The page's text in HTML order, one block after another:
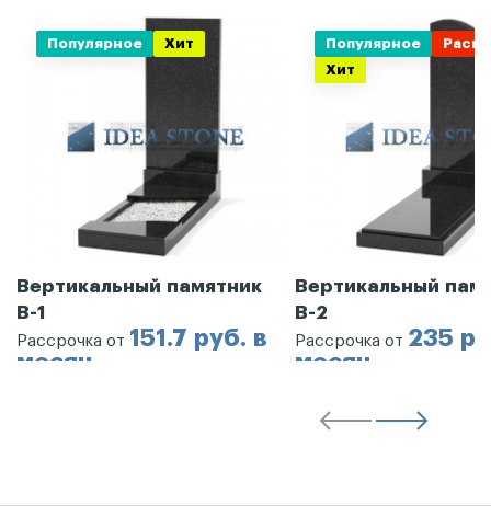
Популярное Хит
Вертикальный памятник
В-1
Рассрочка от 151.7 руб. в
месяц
Популярное
Хит
Вертикальный
В-2
Рассрочка от 235
месяц